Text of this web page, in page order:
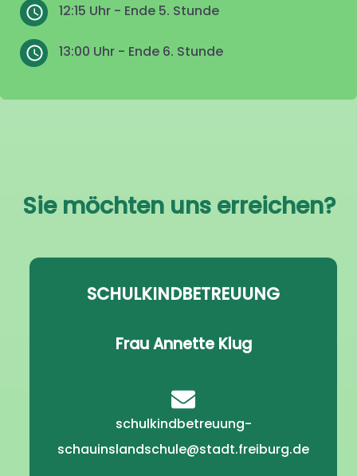
12:15 Uhr - Ende 5. Stunde
13:00 Uhr - Ende 6. Stunde
Sie möchten uns erreichen?
SCHULKINDBETREUUNG
Frau Annette Klug
schulkindbetreuung-
schauinslandschule@stadt.freiburg.de